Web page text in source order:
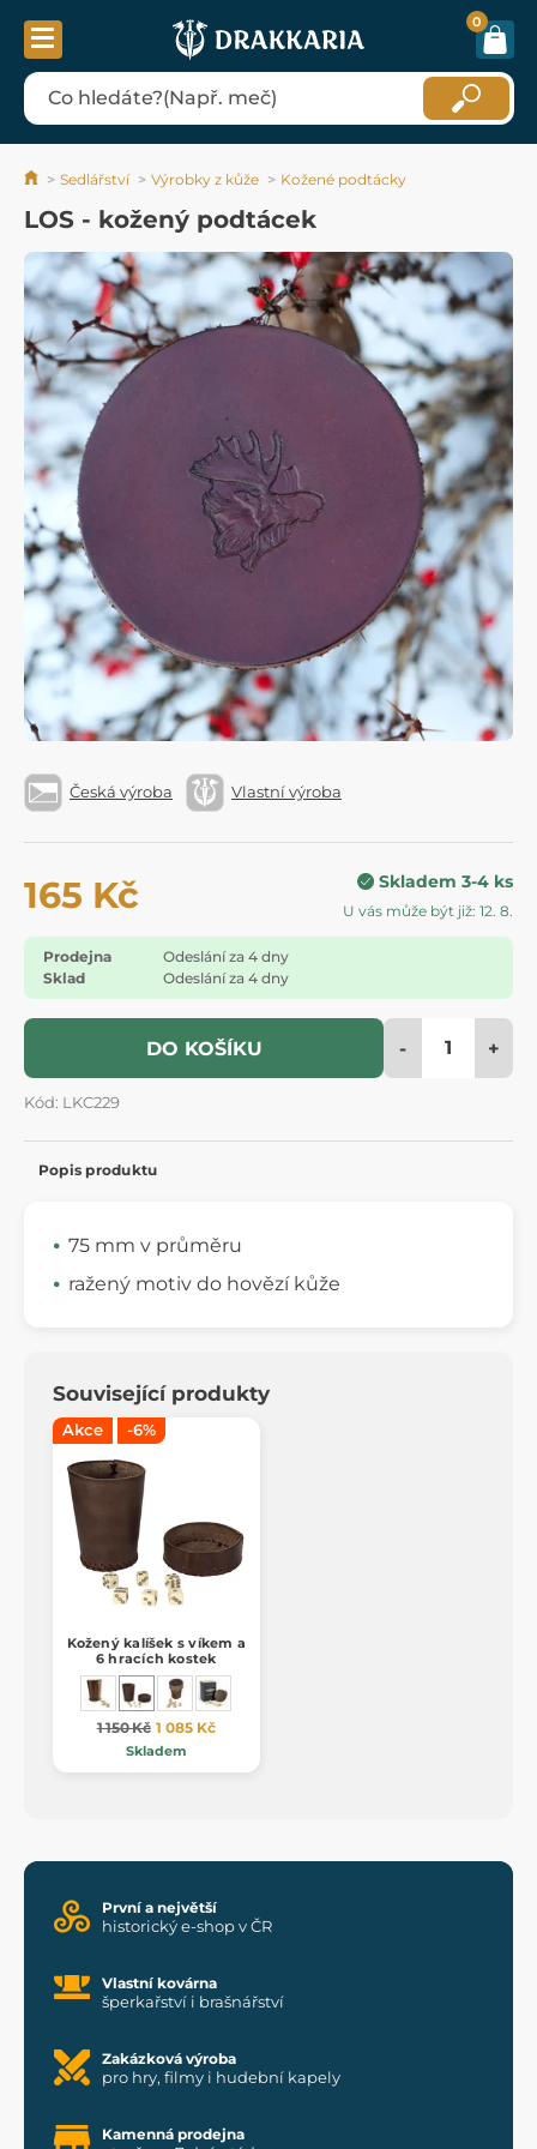
0
Sedlářství Výrobky z kůže Kožené podtácky
LOS - kožený podtácek
Česká výroba Vlastní výroba
165 Kč Skladem 3-4 ks
U vás může být již: 12. 8.
Prodejna
Odeslání za 4 dny
Sklad
Odeslání za 4 dny
DO KOŠÍKU - +
Kód: LKC229
Popis produktu
75 mm v průměru
ražený motiv do hovězí kůže
Související produkty
Akce -6%
Kožený kalíšek s víkem a
6 hracích kostek
1 150 Kč 1 085 Kč
Skladem
První a největší
historický e-shop v ČR
Vlastní kovárna
šperkařství i brašnářství
Zakázková výroba
pro hry, filmy i hudební kapely
Kamenná prodejna